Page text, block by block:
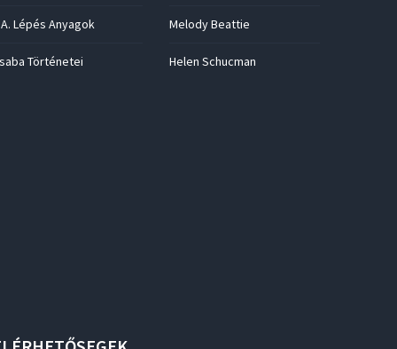
Lépés Anyagok
Történetei
Melody Beattie
Helen Schucman